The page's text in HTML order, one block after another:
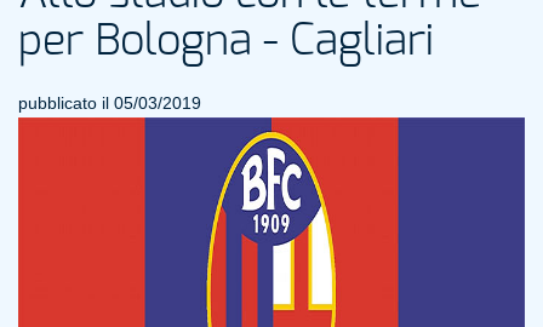
per Bologna - Cagliari
pubblicato il 05/03/2019